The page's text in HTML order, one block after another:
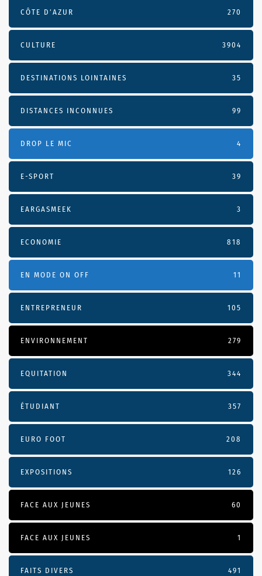
CÔTE D’AZUR 270
CULTURE 3904
DESTINATIONS LOINTAINES 35
DISTANCES INCONNUES 99
DROP LE MIC 4
E-SPORT 39
EARGASMEEK 3
ECONOMIE 818
EN MODE ON OFF 11
ENTREPRENEUR 105
ENVIRONNEMENT 279
EQUITATION 344
ÉTUDIANT 357
EURO FOOT 208
EXPOSITIONS 126
FACE AUX JEUNES 60
FACE AUX JEUNES 1
FAITS DIVERS 491